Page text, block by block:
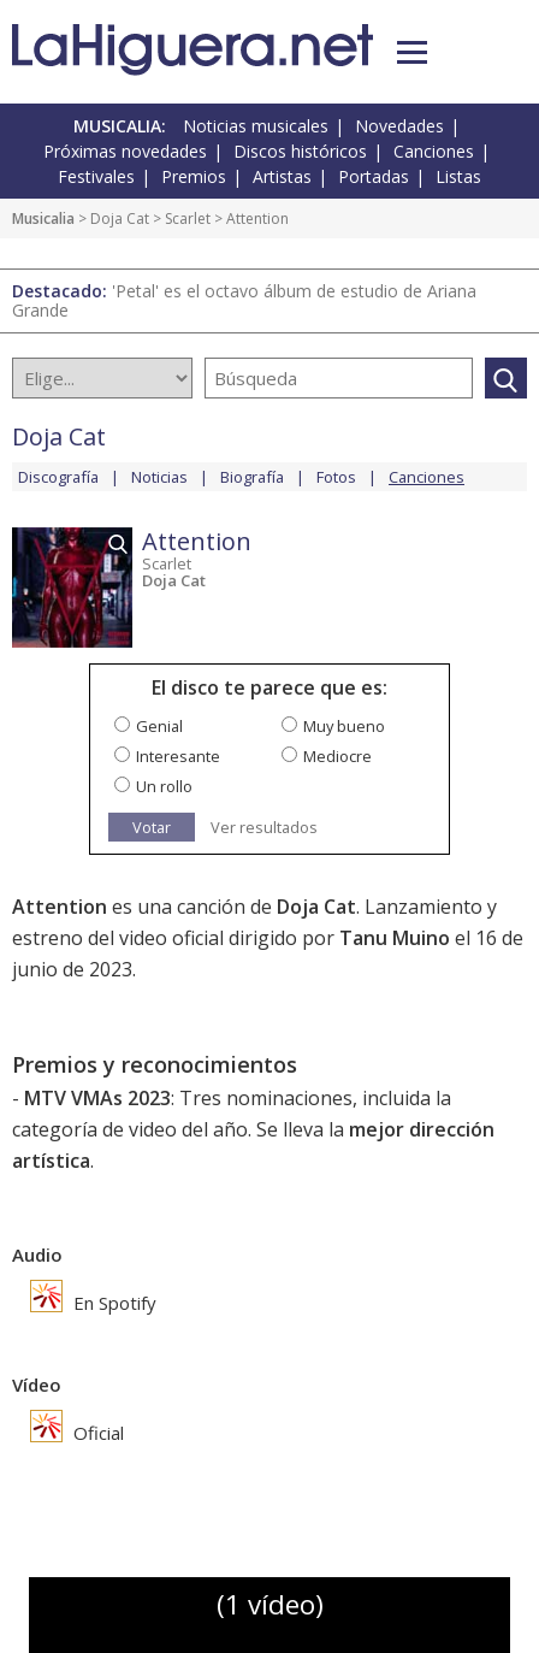
MUSICALIA: Noticias musicales
Novedades
Próximas novedades
Discos históricos
Canciones
Festivales
Premios Artistas Portadas Listas
Musicalia > Doja Cat > Scarlet > Attention
Destacado: 'Petal' es el octavo álbum de estudio de Ariana
Grande
Doja Cat
Discografía Noticias Biografía Fotos Canciones
Attention
Scarlet
Doja Cat
El disco te parece que es:
Genial
Muy bueno
Interesante
Mediocre
Un rollo
Votar
Ver resultados
Attention es una canción de Doja Cat. Lanzamiento y
estreno del video oficial dirigido por Tanu Muino el 16 de
junio de 2023.
Premios y reconocimientos
- MTV VMAs 2023: Tres nominaciones, incluida la
categoría de video del año. Se lleva la mejor dirección
artística.
Audio
En Spotify
Vídeo
Oficial
(1 vídeo)